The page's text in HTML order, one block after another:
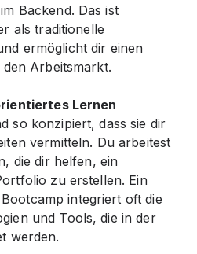
Backend. Das ist
als traditionelle
ermöglicht dir einen
Arbeitsmarkt.
Lernen
so konzipiert, dass sie dir
vermitteln. Du arbeitest
die dir helfen, ein
zu erstellen. Ein
integriert oft die
und Tools, die in der
werden.